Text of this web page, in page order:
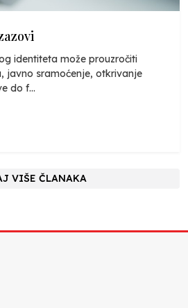
identiteta može prouzročiti
javno sramoćenje, otkrivanje
do f...
VIŠE ČLANAKA